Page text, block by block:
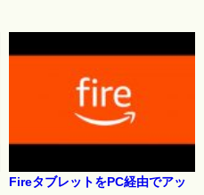
FireタブレットをPC経由でアッ